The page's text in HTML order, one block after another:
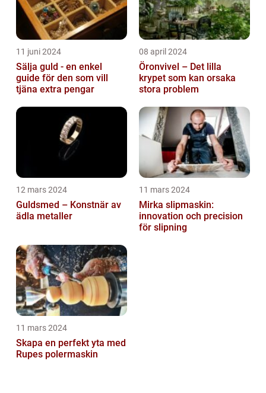
11 juni 2024
Sälja guld - en enkel
guide för den som vill
tjäna extra pengar
08 april 2024
Öronvivel – Det lilla
krypet som kan orsaka
stora problem
12 mars 2024
Guldsmed – Konstnär av
ädla metaller
11 mars 2024
Mirka slipmaskin:
innovation och precision
för slipning
11 mars 2024
Skapa en perfekt yta med
Rupes polermaskin